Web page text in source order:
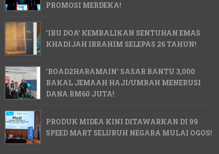
PROMOSI MERDEKA!
'IBU DOA' KEMBALIKAN SENTUHAN EMAS
KHADIJAH IBRAHIM SELEPAS 26 TAHUN!
'ROAD2HARAMAIN' SASAR BANTU 3,000
BAKAL JEMAAH HAJI/UMRAH MENERUSI
DANA RM60 JUTA!
PRODUK MIDEA KINI DITAWARKAN DI 99
SPEED MART SELURUH NEGARA MULAI OGOS!